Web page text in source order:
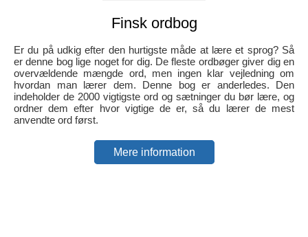
Finsk ordbog
Er du på udkig efter den hurtigste måde at lære et sprog? Så
er denne bog lige noget for dig. De fleste ordbøger giver dig en
overvældende mængde ord, men ingen klar vejledning om
hvordan man lærer dem. Denne bog er anderledes. Den
indeholder de 2000 vigtigste ord og sætninger du bør lære, og
ordner dem efter hvor vigtige de er, så du lærer de mest
anvendte ord først.
Mere information